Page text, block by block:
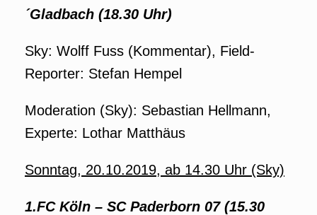
´Gladbach (18.30 Uhr)
Sky: Wolff Fuss (Kommentar), Field-
Reporter: Stefan Hempel
Moderation (Sky): Sebastian Hellmann,
Experte: Lothar Matthäus
Sonntag, 20.10.2019, ab 14.30 Uhr (Sky)
1.FC Köln – SC Paderborn 07 (15.30